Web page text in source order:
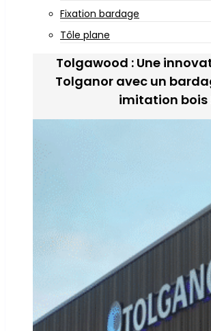
Fixation bardage
Tôle plane
Tolgawood : Une
Tolganor avec un
imitation bois